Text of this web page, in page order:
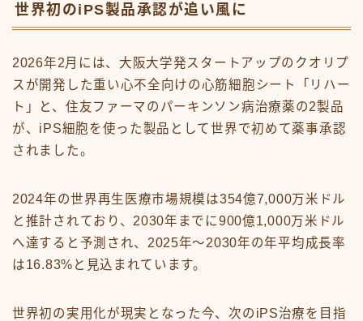
世界初のiPS製品承認が追い風に
2026年2月には、大阪大学発スタートアップのクオリプ
スが開発した重い心不全向けの心筋細胞シート「リハー
ト」と、住友ファーマのパーキンソン病治療薬の2製品
が、iPS細胞を使った製品として世界で初めて薬事承認
されました。
2024年の世界再生医療市場規模は354億7,000万米ドル
と推計されており、2030年までに900億1,000万米ドル
へ達すると予測され、2025年〜2030年の年平均成長率
は16.83%と見込まれています。
世界初の実用化が現実となった今、次のiPS治療を目指